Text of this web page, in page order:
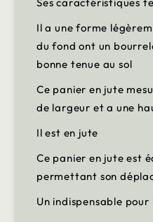
Ses caractéristiques
Il a une forme
du fond ont un
bonne tenue au sol
Ce panier en jute
de largeur et a une
Il est en jute
Ce panier en jute est
permettant son
Un indispensable pour